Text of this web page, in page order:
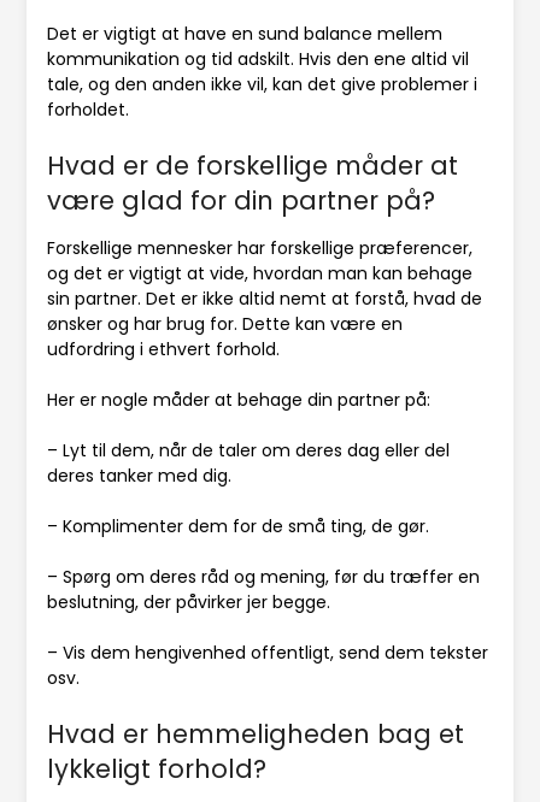
Det er vigtigt at have en sund balance mellem
kommunikation og tid adskilt. Hvis den ene altid vil
tale, og den anden ikke vil, kan det give problemer i
forholdet.
Hvad er de forskellige måder at
være glad for din partner på?
Forskellige mennesker har forskellige præferencer,
og det er vigtigt at vide, hvordan man kan behage
sin partner. Det er ikke altid nemt at forstå, hvad de
ønsker og har brug for. Dette kan være en
udfordring i ethvert forhold.
Her er nogle måder at behage din partner på:
– Lyt til dem, når de taler om deres dag eller del
deres tanker med dig.
– Komplimenter dem for de små ting, de gør.
– Spørg om deres råd og mening, før du træffer en
beslutning, der påvirker jer begge.
– Vis dem hengivenhed offentligt, send dem tekster
osv.
Hvad er hemmeligheden bag et
lykkeligt forhold?